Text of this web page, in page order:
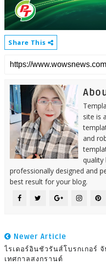
Share This
site is
and
quality
professionally designed and
best result for your blog.
Newer Article
ไรเดอร์อินชัวรันส์โบรกเกอร์
เทศกาลสงกรานต์